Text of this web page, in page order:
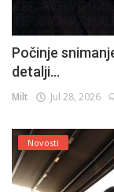
Počinje
detalji...
Milt Jul 28, 2026
Novosti